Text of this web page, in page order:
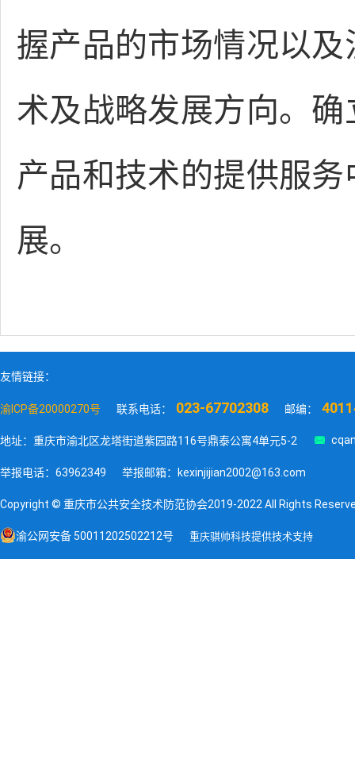
握产品的市场情况以
术及战略发展方向。
产品和技术的提供服
展。
友情链接：
渝ICP备20000270号 联系电话： 023-67702308 邮编：
地址：重庆市渝北区龙塔街道紫园路116号鼎泰公寓4单元5-2 
举报电话：63962349 举报邮箱：kexinjijian2002@163.com
Copyright © 重庆市公共安全技术防范协会2019-2022 All Rights
渝公网安备 50011202502212号 重庆骐帅科技提供技术支持